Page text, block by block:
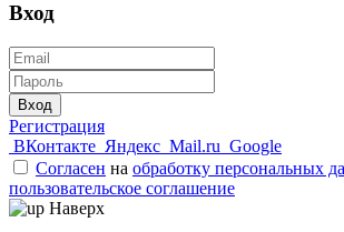
Вход
Вход
Регистрация
ВКонтакте Яндекс Mail.ru Google
Согласен на обработку персональных
пользовательское соглашение
Наверх